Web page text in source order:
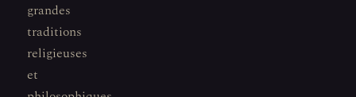
grandes
traditions
religieuses
et